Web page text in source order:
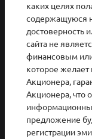
8 771 191 88 16
Интернет-портал
www.sk-hotline.kz
Электронная почта
mail@sk-hotline.kz
Подать обращение
каких целях
содержащуюся
достоверность
сайта не
финансовым
которое желает
Акционера,
Акционера, что
предложение
регистрации